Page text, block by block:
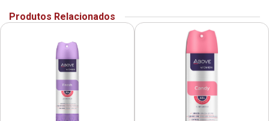
Produtos Relacionados